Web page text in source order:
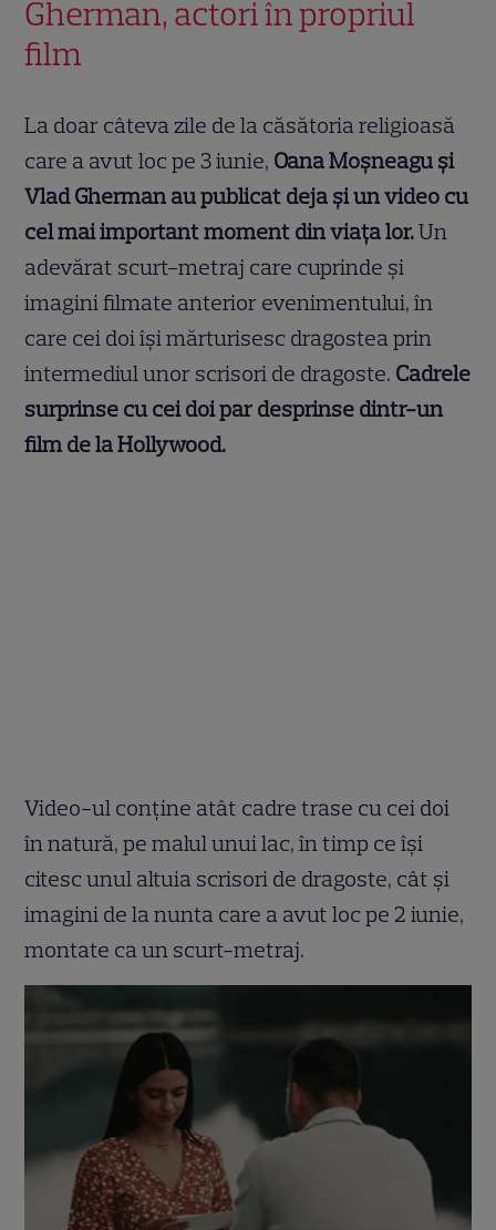
Gherman, actori în propriul
film
La doar câteva zile de la căsătoria religioasă
care a avut loc pe 3 iunie, Oana Moșneagu și
Vlad Gherman au publicat deja și un video cu
cel mai important moment din viața lor.Un
adevărat scurt-metraj care cuprinde și
imagini filmate anterior evenimentului, în
care cei doi își mărturisesc dragostea prin
intermediul unor scrisori de dragoste. Cadrele
surprinse cu cei doi par desprinse dintr-un
film de la Hollywood.
Video-ul conține atât cadre trase cu cei doi
în natură, pe malul unui lac, în timp ce își
citesc unul altuia scrisori de dragoste, cât și
imagini de la nunta care a avut loc pe 2 iunie,
montate ca un scurt-metraj.